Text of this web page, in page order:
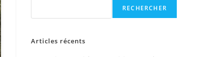
RECHERCHER
Articles récents